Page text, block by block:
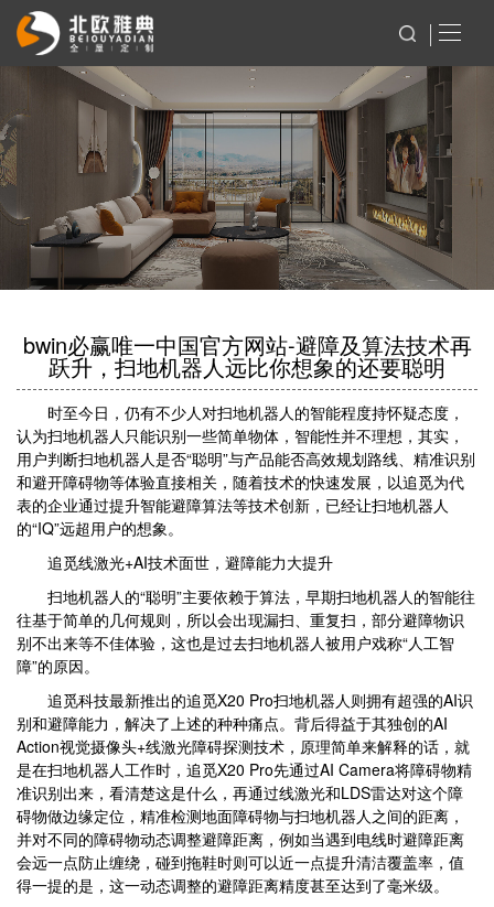
bwin必赢唯一中国官方网站-避障及算法技术再
跃升，扫地机器人远比你想象的还要聪明
时至今日，仍有不少人对扫地机器人的智能程度持怀疑态度，
认为扫地机器人只能识别一些简单物体，智能性并不理想，其实，
用户判断扫地机器人是否“聪明”与产品能否高效规划路线、精准识别
和避开障碍物等体验直接相关，随着技术的快速发展，以追觅为代
表的企业通过提升智能避障算法等技术创新，已经让扫地机器人
的“IQ”远超用户的想象。
追觅线激光+AI技术面世，避障能力大提升
扫地机器人的“聪明”主要依赖于算法，早期扫地机器人的智能往
往基于简单的几何规则，所以会出现漏扫、重复扫，部分避障物识
别不出来等不佳体验，这也是过去扫地机器人被用户戏称“人工智
障”的原因。
追觅科技最新推出的追觅X20 Pro扫地机器人则拥有超强的AI识
别和避障能力，解决了上述的种种痛点。背后得益于其独创的AI
Action视觉摄像头+线激光障碍探测技术，原理简单来解释的话，就
是在扫地机器人工作时，追觅X20 Pro先通过AI Camera将障碍物精
准识别出来，看清楚这是什么，再通过线激光和LDS雷达对这个障
碍物做边缘定位，精准检测地面障碍物与扫地机器人之间的距离，
并对不同的障碍物动态调整避障距离，例如当遇到电线时避障距离
会远一点防止缠绕，碰到拖鞋时则可以近一点提升清洁覆盖率，值
得一提的是，这一动态调整的避障距离精度甚至达到了毫米级。